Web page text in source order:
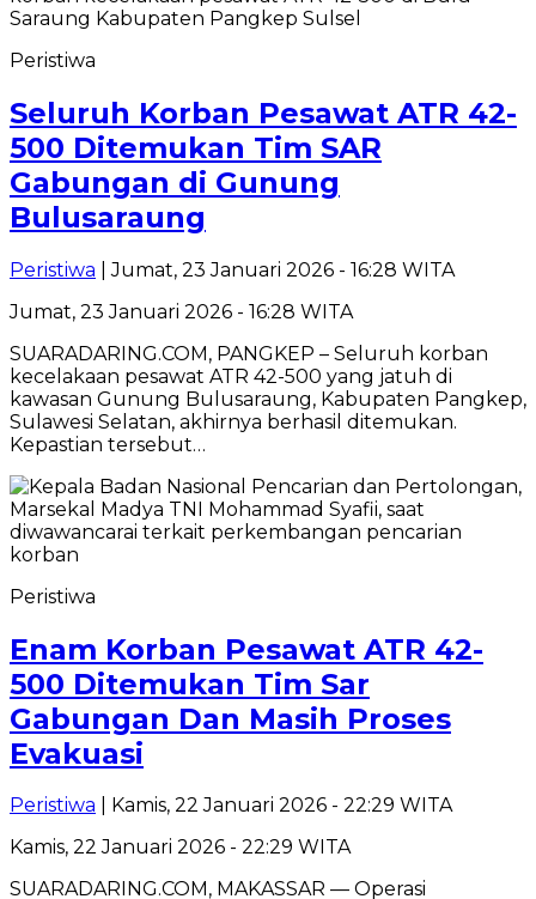
Peristiwa
Seluruh Korban Pesawat ATR 42-
500 Ditemukan Tim SAR
Gabungan di Gunung
Bulusaraung
Peristiwa | Jumat, 23 Januari 2026 - 16:28 WITA
Jumat, 23 Januari 2026 - 16:28 WITA
SUARADARING.COM, PANGKEP – Seluruh korban
kecelakaan pesawat ATR 42-500 yang jatuh di
kawasan Gunung Bulusaraung, Kabupaten Pangkep,
Sulawesi Selatan, akhirnya berhasil ditemukan.
Kepastian tersebut…
Peristiwa
Enam Korban Pesawat ATR 42-
500 Ditemukan Tim Sar
Gabungan Dan Masih Proses
Evakuasi
Peristiwa | Kamis, 22 Januari 2026 - 22:29 WITA
Kamis, 22 Januari 2026 - 22:29 WITA
SUARADARING.COM, MAKASSAR — Operasi